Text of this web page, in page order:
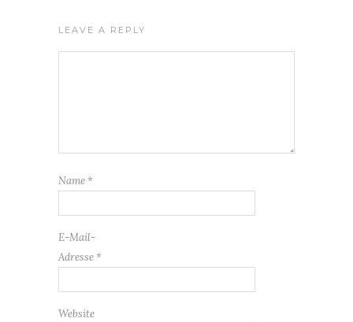
LEAVE A REPLY
Name *
E-Mail-
Adresse *
Website